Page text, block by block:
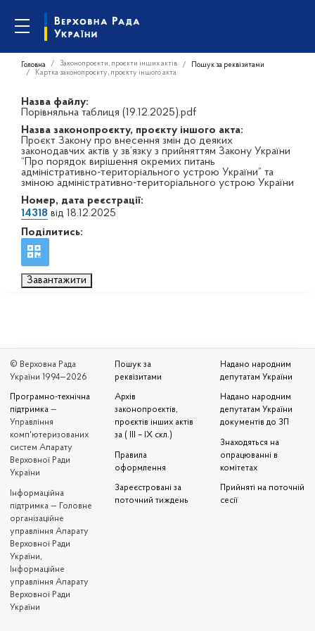
Головна Законопроєкти, проєкти інших актів
Пошук за реквізитами
Картка законопроєкту, проєкту іншого акта
Назва файлу:
Порівняльна таблиця (19.12.2025).pdf
Назва законопроєкту, проєкту іншого акта:
Проєкт Закону про внесення змін до деяких
законодавчих актів у зв’язку з прийняттям Закону України
“Про порядок вирішення окремих питань
адміністративно-територіального устрою України” та
зміною адміністративно-територіального устрою України
Номер, дата реєстрації:
14318 від 18.12.2025
Поділитись:
Завантажити
© Верховна Рада
України 1994—2026
Програмно-технічна
підтримка —
Управління
комп'ютеризованих
систем Апарату
Верховної Ради
України
Iнформаційна
підтримка — Головне
організаційне
управління Апарату
Верховної Ради
України,
Інформаційне
управління Апарату
Верховної Ради
України
Пошук за
реквізитами
Архів
законопроєктів,
проєктів інших актів
за ( III – IX скл.)
Правила
оформлення
Зареєстровані за
поточний тиждень
Надано народним
депутатам України
Надано народним
депутатам України
документів до ЗП
Знаходяться на
опрацюванні в
комітетах
Прийняті на поточній
сесії